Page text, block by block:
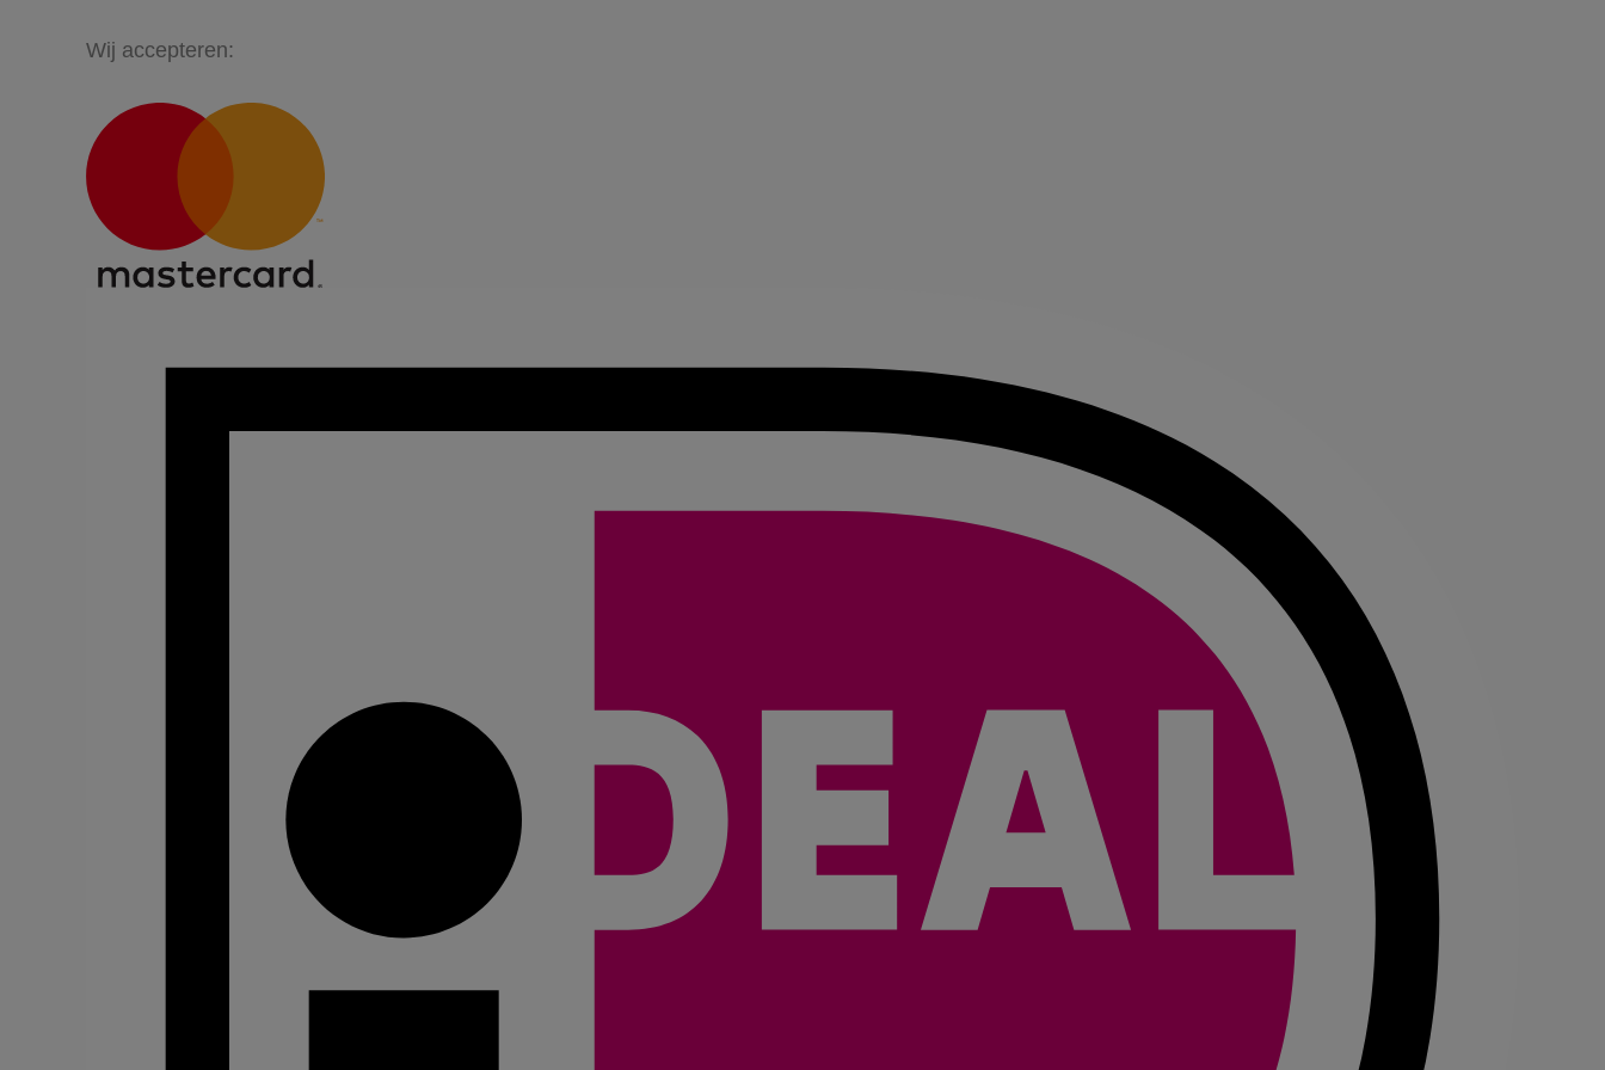
Wij accepteren: